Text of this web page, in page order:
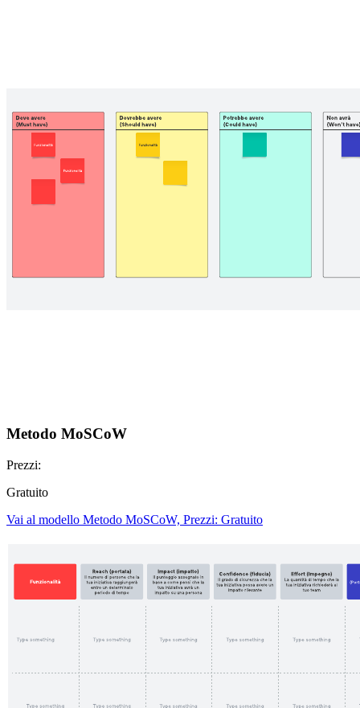
Metodo MoSCoW
Prezzi:
Gratuito
Vai al modello Metodo MoSCoW, Prezzi: Gratuito